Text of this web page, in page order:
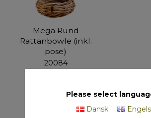
Mega Rund
Rattanbowle (inkl.
pose)
20084
Please select
Dansk